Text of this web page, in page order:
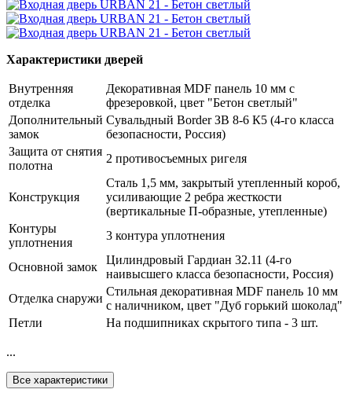
Характеристики дверей
Внутренняя
отделка
Декоративная MDF панель 10 мм с
фрезеровкой, цвет "Бетон светлый"
Дополнительный
замок
Сувальдный Border ЗВ 8-6 К5 (4-го класса
безопасности, Россия)
Защита от снятия
полотна
2 противосъемных ригеля
Конструкция
Сталь 1,5 мм, закрытый утепленный короб,
усиливающие 2 ребра жесткости
(вертикальные П-образные, утепленные)
Контуры
уплотнения
3 контура уплотнения
Основной замок
Цилиндровый Гардиан 32.11 (4-го
наивысшего класса безопасности, Россия)
Отделка снаружи
Стильная декоративная MDF панель 10 мм
с наличником, цвет "Дуб горький шоколад"
Петли
На подшипниках скрытого типа - 3 шт.
...
Все характеристики